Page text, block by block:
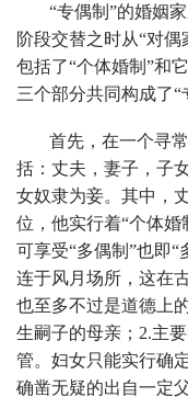
“专偶制”的婚姻
阶段交替之时从“对偶
包括了“个体婚制”和
三个部分共同构成了“
首先，在一个寻
括：丈夫，妻子，子
女奴隶为妾。其中，
位，他实行着“个体婚
可享受“多偶制”也即
连于风月场所，这在
也至多不过是道德上
生嗣子的母亲；2.主
管。妇女只能实行确
确凿无疑的出自一定